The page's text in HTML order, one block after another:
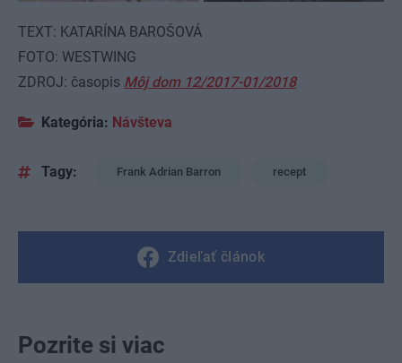
TEXT: KATARÍNA BAROŠOVÁ
FOTO: WESTWING
ZDROJ: časopis Môj dom 12/2017-01/2018
Kategória: Návšteva
Tagy: Frank Adrian Barron recept
Zdieľať článok
Pozrite si viac